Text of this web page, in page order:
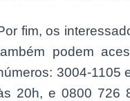
fim, os
podem
3004-1105
20h, e 0800 726